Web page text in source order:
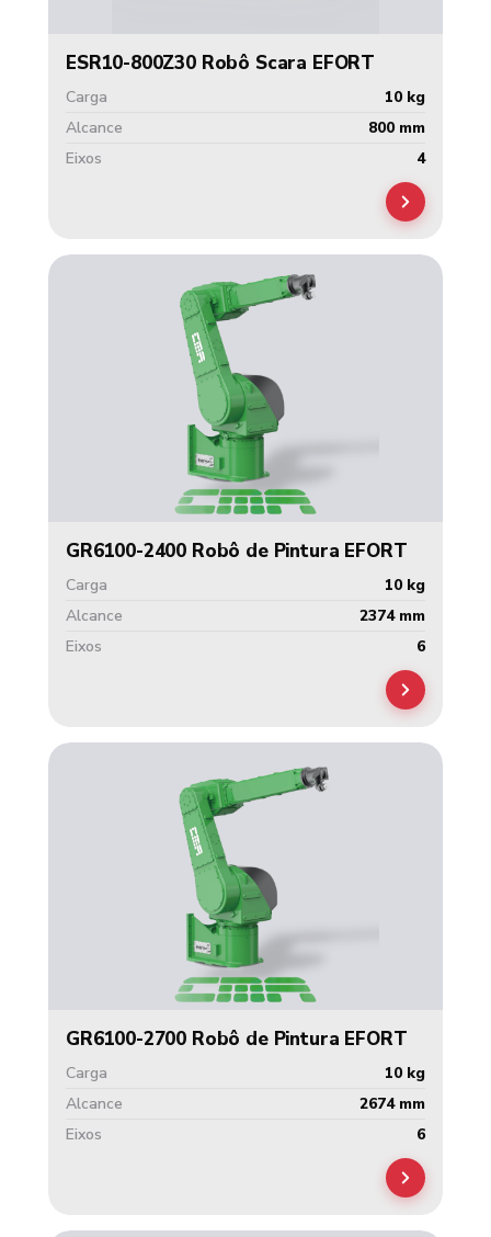
ESR10-800Z30 Robô Scara EFORT
Carga
10 kg
Alcance
800 mm
Eixos
4
GR6100-2400 Robô de Pintura EFORT
Carga
10 kg
Alcance
2374 mm
Eixos
6
GR6100-2700 Robô de Pintura EFORT
Carga
10 kg
Alcance
2674 mm
Eixos
6